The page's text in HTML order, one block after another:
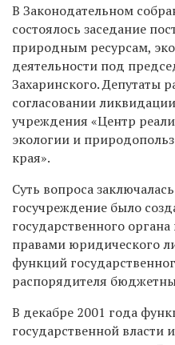
В Законодательном
состоялось заседание
природным ресурсам,
деятельности под
Захаринского. Депутаты
согласовании
учреждения «Центр
экологии и
края».
Суть вопроса
госучреждение было
государственного
правами юридического
функций
распорядителя
В декабре 2001 года
государственной власти